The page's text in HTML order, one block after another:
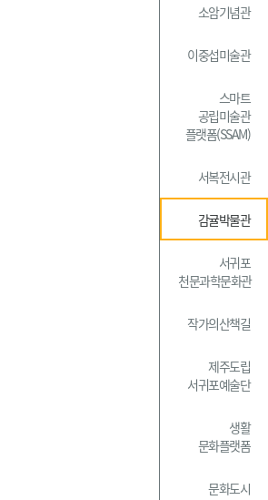
소암기념관
이중섭미술관
스마트
공립미술관
플랫폼(SSAM)
서복전시관
감귤박물관
서귀포
천문과학문화관
작가의산책길
제주도립
서귀포예술단
생활
문화플랫폼
문화도시